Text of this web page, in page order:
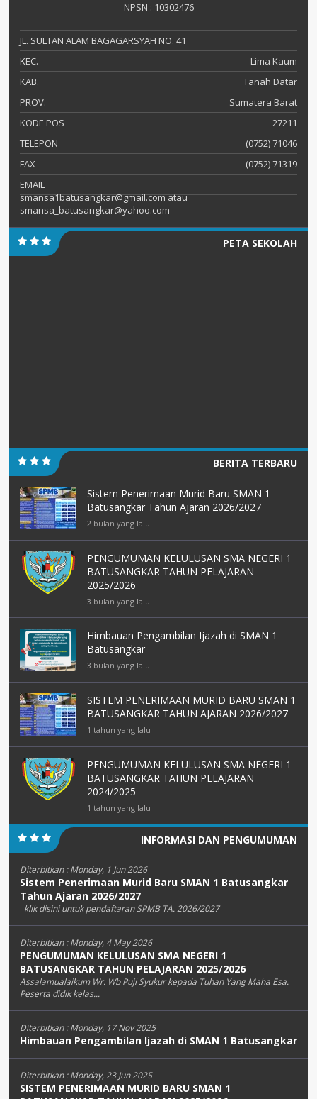
NPSN : 10302476
JL. SULTAN ALAM BAGAGARSYAH NO. 41
KEC.
Lima Kaum
KAB.
Tanah Datar
PROV.
Sumatera Barat
KODE POS
27211
TELEPON
(0752) 71046
FAX
(0752) 71319
EMAIL
smansa1batusangkar@gmail.com atau
smansa_batusangkar@yahoo.com
PETA SEKOLAH
BERITA TERBARU
Sistem Penerimaan Murid Baru SMAN 1
Batusangkar Tahun Ajaran 2026/2027
2 bulan yang lalu
PENGUMUMAN KELULUSAN SMA NEGERI 1
BATUSANGKAR TAHUN PELAJARAN
2025/2026
3 bulan yang lalu
Himbauan Pengambilan Ijazah di SMAN 1
Batusangkar
3 bulan yang lalu
SISTEM PENERIMAAN MURID BARU SMAN 1
BATUSANGKAR TAHUN AJARAN 2026/2027
1 tahun yang lalu
PENGUMUMAN KELULUSAN SMA NEGERI 1
BATUSANGKAR TAHUN PELAJARAN
2024/2025
1 tahun yang lalu
INFORMASI DAN PENGUMUMAN
Diterbitkan :Monday, 1 Jun 2026
Sistem Penerimaan Murid Baru SMAN 1 Batusangkar
Tahun Ajaran 2026/2027
klik disini untuk pendaftaran SPMB TA. 2026/2027
Diterbitkan :Monday, 4 May 2026
PENGUMUMAN KELULUSAN SMA NEGERI 1
BATUSANGKAR TAHUN PELAJARAN 2025/2026
Assalamualaikum Wr. Wb Puji Syukur kepada Tuhan Yang Maha Esa.
Peserta didik kelas...
Diterbitkan :Monday, 17 Nov 2025
Himbauan Pengambilan Ijazah di SMAN 1 Batusangkar
Diterbitkan :Monday, 23 Jun 2025
SISTEM PENERIMAAN MURID BARU SMAN 1